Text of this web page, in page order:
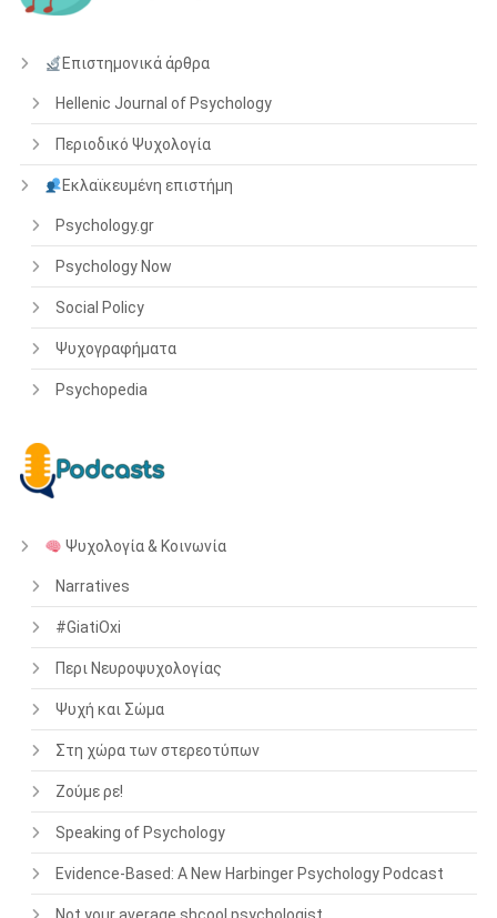
Επιστημονικά άρθρα
Hellenic Journal of Psychology
Περιοδικό Ψυχολογία
Εκλαϊκευμένη επιστήμη
Psychology.gr
Psychology Now
Social Policy
Ψυχογραφήματα
Psychopedia
Ψυχολογία & Κοινωνία
Narratives
#GiatiOxi
Περι Νευροψυχολογίας
Ψυχή και Σώμα
Στη χώρα των στερεοτύπων
Ζούμε ρε!
Speaking of Psychology
Evidence-Based: A New Harbinger Psychology Podcast